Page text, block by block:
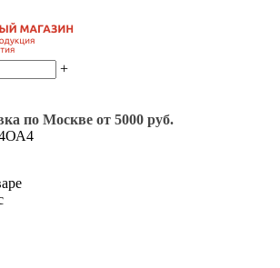
+
по Москве от 5000 руб.